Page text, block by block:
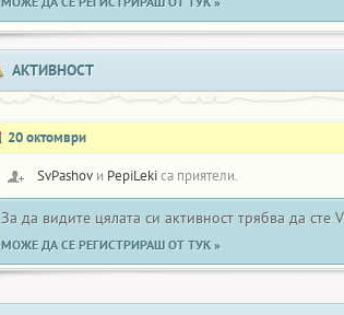
АКТИВНОСТ
20 октомври
SvPashov и PepiLekiса приятели.
За да видите цялата си активност трябва да сте
МОЖЕ ДА СЕ РЕГИСТРИРАШ ОТ ТУК »